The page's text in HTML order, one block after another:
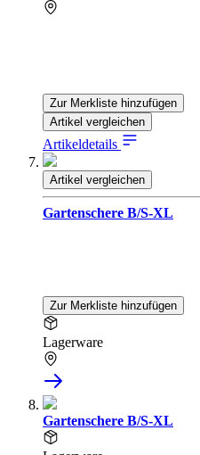
Zur Merkliste hinzufügen
Artikel vergleichen
Artikeldetails
Artikel vergleichen
Gartenschere B/S-XL
Zur Merkliste hinzufügen
Lagerware
Gartenschere B/S-XL